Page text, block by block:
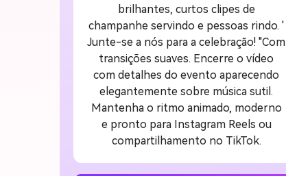
brilhantes, curtos clipes de
champanhe servindo e pessoas rindo. '
Junte-se a nós para a celebração! "Com
transições suaves. Encerre o vídeo
com detalhes do evento aparecendo
elegantemente sobre música sutil.
Mantenha o ritmo animado, moderno
e pronto para Instagram Reels ou
compartilhamento no TikTok.